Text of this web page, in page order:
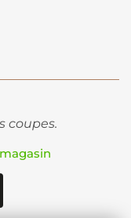
coupes.